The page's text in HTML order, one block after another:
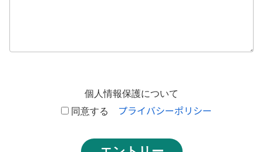
個人情報保護について
同意する
プライバシーポリシー